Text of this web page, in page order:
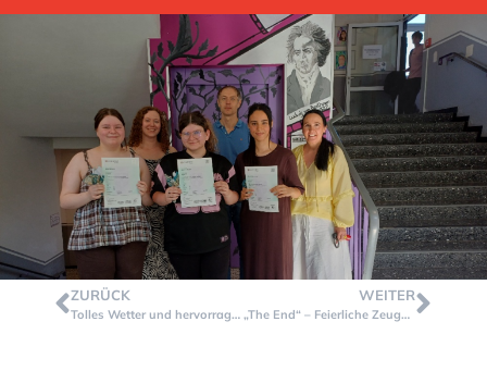
ZURÜCK
Tolles Wetter und hervorragende Motivation beim Sportfest 2026
WEITER
„The End“ – Feierliche Zeugnisübergabe für den Abschlussjahrgang 10 / 2026